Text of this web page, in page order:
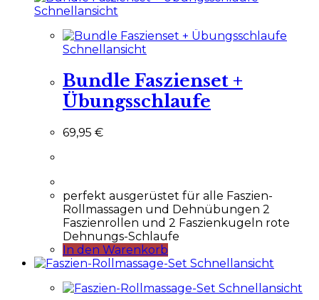
Schnellansicht
Schnellansicht
Bundle Faszienset +
Übungsschlaufe
69,95 €
perfekt ausgerüstet für alle Faszien-
Rollmassagen und Dehnübungen 2
Faszienrollen und 2 Faszienkugeln rote
Dehnungs-Schlaufe
In den Warenkorb
Schnellansicht
Schnellansicht